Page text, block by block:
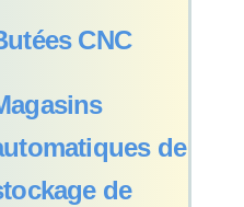
CNC
de
de